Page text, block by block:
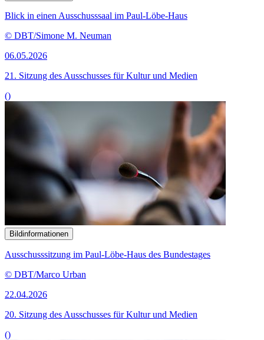
Blick in einen Ausschusssaal im Paul-Löbe-Haus
© DBT/Simone M. Neuman
06.05.2026
21. Sitzung des Ausschusses für Kultur und Medien
()
Bildinformationen
Ausschusssitzung im Paul-Löbe-Haus des Bundestages
© DBT/Marco Urban
22.04.2026
20. Sitzung des Ausschusses für Kultur und Medien
()